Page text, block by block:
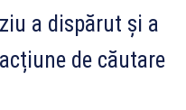
a dispărut și a
de căutare